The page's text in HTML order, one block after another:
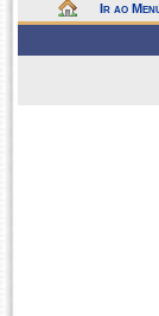
Ir ao